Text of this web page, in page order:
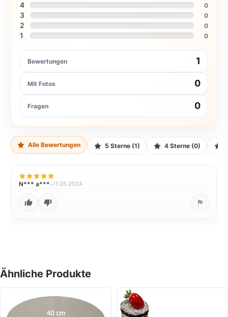
Zweiteilige Konstruktion:Eine zweiteilige Konstruktion kann
das Einlegen und Entnehmen der Torte erleichtern.
Die Benutzerfreundlichkeit ist ein wichtiger Faktor, der bei der
Produktgestaltung berücksichtigt werden sollte.
4 0
3 0
2 0
1 0
Bewertungen 1
Mit Fotos 0
Fragen 0
Alle Bewertungen 5 Sterne (1) 4 Sterne (0)
N*** a***•11.06.2024
Ähnliche Produkte